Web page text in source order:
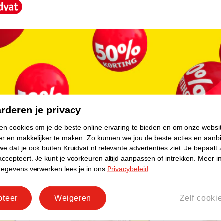
L'Oréal Paris Excellence Crème
9.3 Zeer Licht Goudblond
Permanente Haarverf
20.
919
L'Oréal
Excellence
Natuurlijk
20.99
je privacy
cookies om je de beste online ervaring te bieden en om onze
en makkelijker te maken. Zo kunnen we jou de beste acties en
dat je ook buiten Kruidvat.nl relevante advertenties ziet. Je bepaalt
Je kunt je voorkeuren altijd aanpassen of intrekken.
Meer
verwerken lees je in ons Privacybeleid
Zelf
Weigeren